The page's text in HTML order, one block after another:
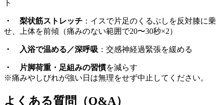
ト
・ 梨状筋ストレッチ ：イスで片足のくるぶしを反対膝に乗
せ、上体を前傾（痛みのない範囲で20〜30秒×2）
・ 入浴で温める／深呼吸 ：交感神経過緊張を緩める
・ 片脚荷重・足組みの習慣を減らす
※痛みやしびれが強い日は無理をせず中止してください。
よくある質問（Q&A）